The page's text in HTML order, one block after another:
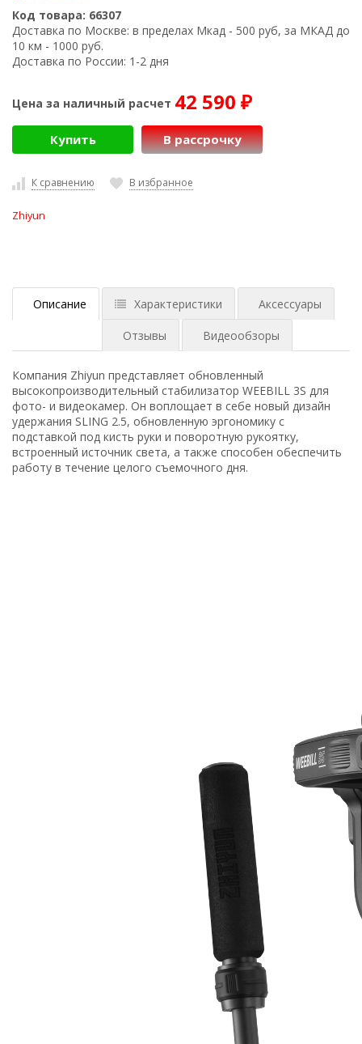
Код товара: 66307
Доставка по Москве: в пределах Мкад - 500 руб, за МКАД до
10 км - 1000 руб.
Доставка по России: 1-2 дня
Цена за наличный расчет 42 590 ₽
Купить В рассрочку
К сравнению В избранное
Zhiyun
Описание Характеристики Аксессуары
Отзывы Видеообзоры
Компания Zhiyun представляет обновленный
высокопроизводительный стабилизатор WEEBILL 3S для
фото- и видеокамер. Он воплощает в себе новый дизайн
удержания SLING 2.5, обновленную эргономику c
подставкой под кисть руки и поворотную рукоятку,
встроенный источник света, а также способен обеспечить
работу в течение целого съемочного дня.